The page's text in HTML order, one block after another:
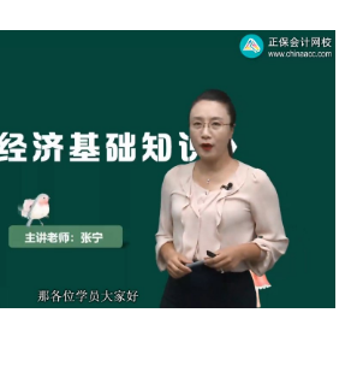
的金融政策等都会有变化，在
应的体现，因此对于财经方面
有一定的把握。
作的考生；
司工作的考生；
融相关职业的考生。